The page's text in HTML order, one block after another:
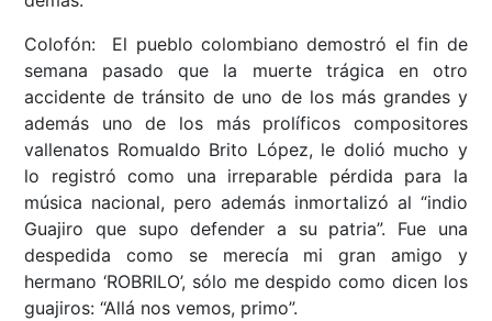
Colofón: El pueblo colombiano demostró el fin de
semana pasado que la muerte trágica en otro
accidente de tránsito de uno de los más grandes y
además uno de los más prolíficos compositores
vallenatos Romualdo Brito López, le dolió mucho y
lo registró como una irreparable pérdida para la
música nacional, pero además inmortalizó al “indio
Guajiro que supo defender a su patria”. Fue una
despedida como se merecía mi gran amigo y
hermano ‘ROBRILO’, sólo me despido como dicen los
guajiros: “Allá nos vemos, primo”.